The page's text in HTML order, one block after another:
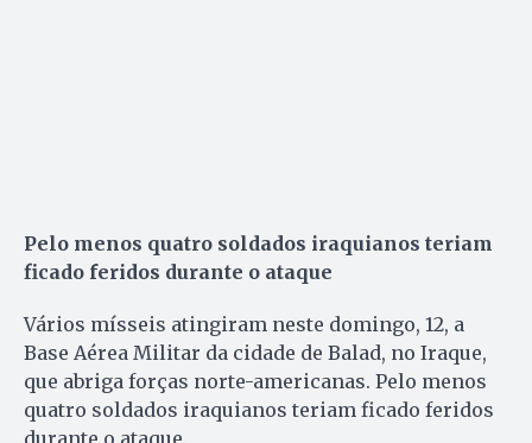
Pelo menos quatro soldados iraquianos teriam
ficado feridos durante o ataque
Vários mísseis atingiram neste domingo, 12, a
Base Aérea Militar da cidade de Balad, no Iraque,
que abriga forças norte-americanas. Pelo menos
quatro soldados iraquianos teriam ficado feridos